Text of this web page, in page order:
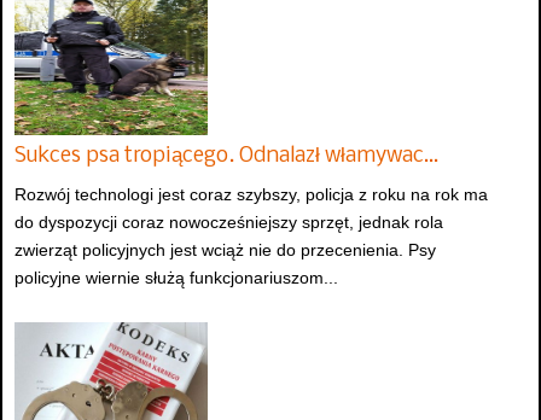
Sukces psa tropiącego. Odnalazł włamywac…
Rozwój technologi jest coraz szybszy, policja z roku na rok ma
do dyspozycji coraz nowocześniejszy sprzęt, jednak rola
zwierząt policyjnych jest wciąż nie do przecenienia. Psy
policyjne wiernie służą funkcjonariuszom...